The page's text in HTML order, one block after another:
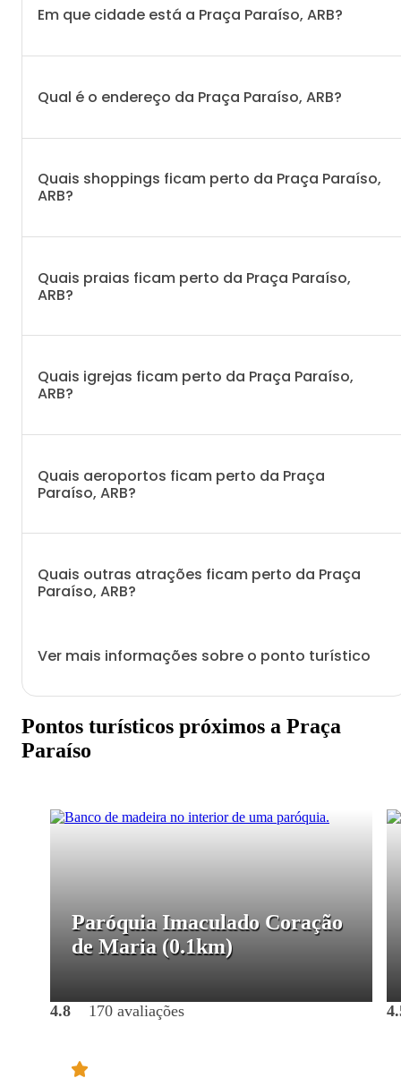
Em que cidade está a Praça Paraíso, ARB?
Qual é o endereço da Praça Paraíso, ARB?
Quais shoppings ficam perto da Praça Paraíso,
ARB?
Quais praias ficam perto da Praça Paraíso,
ARB?
Quais igrejas ficam perto da Praça Paraíso,
ARB?
Quais aeroportos ficam perto da Praça
Paraíso, ARB?
Quais outras atrações ficam perto da Praça
Paraíso, ARB?
Ver mais informações sobre o ponto turístico
Pontos turísticos próximos a Praça
Paraíso
Paróquia Imaculado Coração
de Maria (0.1km)
4.8 170 avaliações